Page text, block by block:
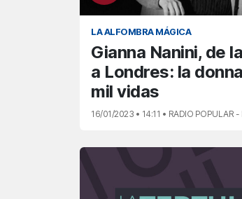
LA ALFOMBRA MÁGICA
Gianna Nanini, de
a Londres: la
mil vidas
16/01/2023 • 14:11 • RADIO POPULAR -